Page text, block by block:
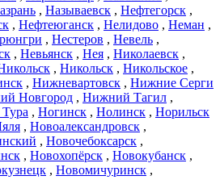
, Называевск , Нефтегорск ,
, Нефтеюганск , Нелидово , Неман ,
, Нестеров , Невель ,
, Невьянск , Нея , Николаевск ,
, Никольск , Никольское ,
, Нижневартовск , Нижние Серги
Новгород , Нижний Тагил ,
, Ногинск , Нолинск , Норильск
, Новоалександровск ,
, Новочебоксарск ,
, Новохопёрск , Новокубанск ,
, Новомичуринск ,